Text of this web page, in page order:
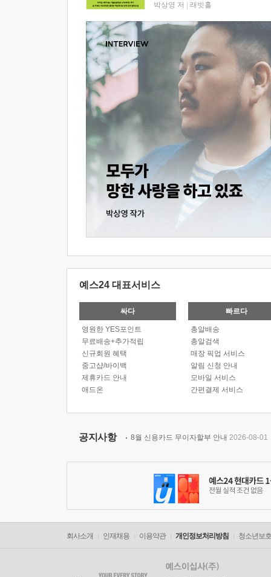
박상영 저 래빗홀
예스24 대표서비스
싸다
영원한 YES포인트
무료배송+추가적립
신규회원 혜택
중고샵/바이백
제휴카드 안내
애드온
빠르다
총알배송
총알검색
매장 픽업 서비스
알림 신청 안내
모바일 서비스
간편결제 서비스
공지사항 8월 신용카드 무이자할부 안내 2026-08-01
회사소개 인재채용 이용약관 개인정보처리방침 청소년보